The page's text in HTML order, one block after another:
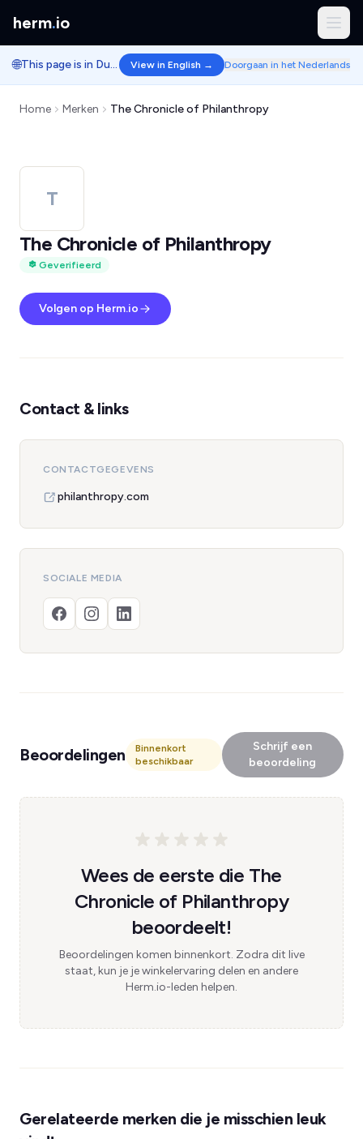
herm.io
🌐 This page is in Dutch. View in English → Doorgaan in het Nederlands
Home Merken The Chronicle of Philanthropy
T
The Chronicle of Philanthropy
Geverifieerd
Volgen op Herm.io
Contact & links
CONTACTGEGEVENS
philanthropy.com
SOCIALE MEDIA
Beoordelingen
Binnenkort
beschikbaar
Schrijf een
beoordeling
Wees de eerste die The
Chronicle of Philanthropy
beoordeelt!
Beoordelingen komen binnenkort. Zodra dit live
staat, kun je je winkelervaring delen en andere
Herm.io-leden helpen.
Gerelateerde merken die je misschien leuk